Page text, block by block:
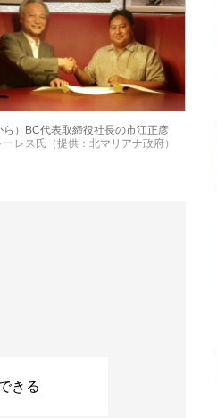
ら）BC代表取締役社長の市江正彦
ーレス氏（提供：北マリアナ政府）
きる